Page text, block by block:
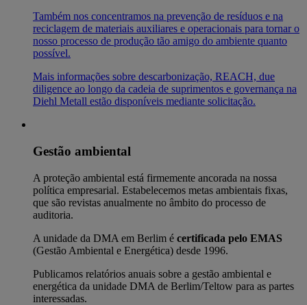
Também nos concentramos na prevenção de resíduos e na
reciclagem de materiais auxiliares e operacionais para tornar o
nosso processo de produção tão amigo do ambiente quanto
possível.
Mais informações sobre descarbonização, REACH, due
diligence ao longo da cadeia de suprimentos e governança na
Diehl Metall estão disponíveis mediante solicitação.
Gestão ambiental
A proteção ambiental está firmemente ancorada na nossa
política empresarial. Estabelecemos metas ambientais fixas,
que são revistas anualmente no âmbito do processo de
auditoria.
A unidade da DMA em Berlim é certificada pelo EMAS
(Gestão Ambiental e Energética) desde 1996.
Publicamos relatórios anuais sobre a gestão ambiental e
energética da unidade DMA de Berlim/Teltow para as partes
interessadas.